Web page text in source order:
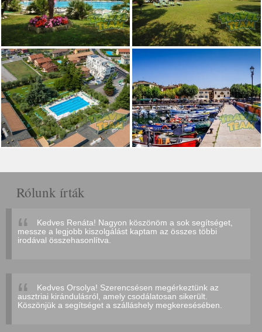
Rólunk írták
Kedves Renáta! Nagyon köszönöm a sok segítséget,
messze a legjobb kiszolgálást kaptam az összes többi
irodával összehasonlítva.
Kedves Orsolya! Szerencsésen megérkeztünk az
ausztriai kirándulásról, amely csodálatosan sikerült.
Köszönjük a segítséget a szálláshely megkeresésében.